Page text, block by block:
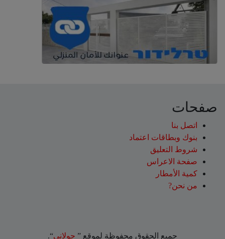
صفحات
اتصل بنا
بنوك وبطاقات اعتماد
شروط التعليق‎
صفحة الاعراس
كمية الأمطار
من نحن?
جميع الحقوق محفوظة لموقع ” جولاني“.